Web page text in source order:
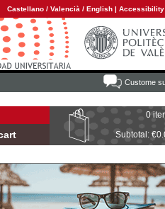
Castellano / Valencià / English |
Custome
0
Subtotal: